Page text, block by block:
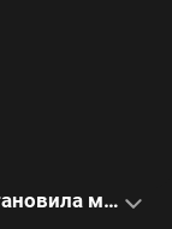
Стала бодибилдером в 40 лет и установила мировой рекорд в 52 — видео